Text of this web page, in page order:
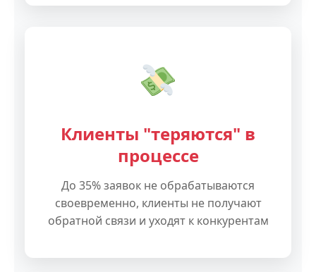
Клиенты "теряются" в
процессе
До 35% заявок не обрабатываются
своевременно, клиенты не получают
обратной связи и уходят к конкурентам